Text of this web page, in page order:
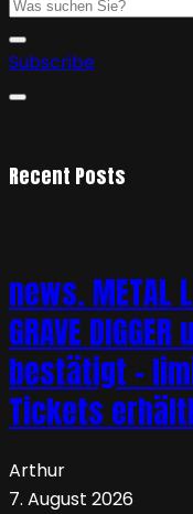
Subscribe
Recent Posts
news. METAL
GRAVE
bestätigt –
Tickets
Arthur
7. August 2026